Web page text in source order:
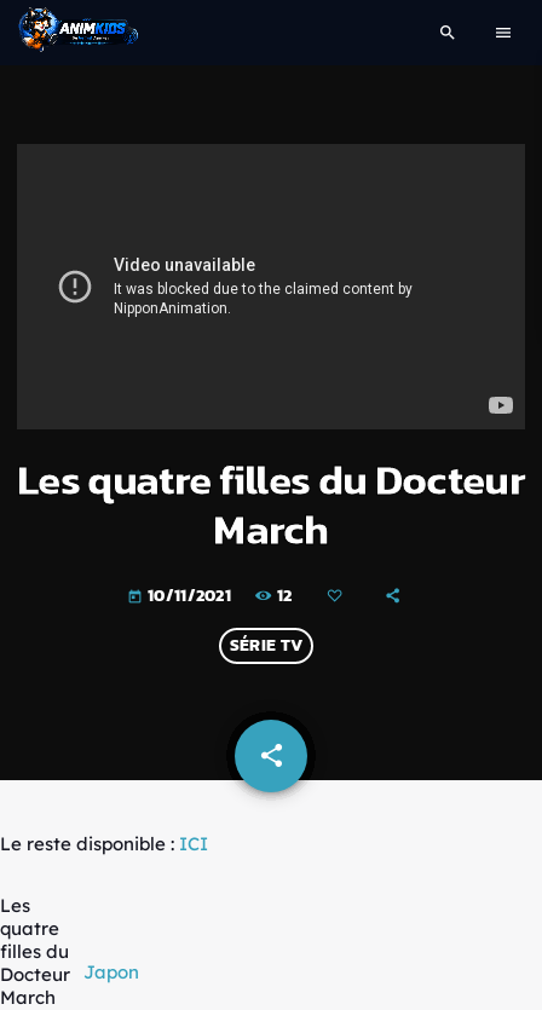
search menu
Les quatre filles du Docteur
March
today 10/11/2021 12
SÉRIE TV
share
email
Le reste disponible : ICI
Les
quatre
filles du
Docteur
March
Japon